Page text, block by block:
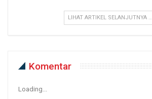
LIHAT ARTIKEL SELANJUTNYA ...
Komentar
Loading...